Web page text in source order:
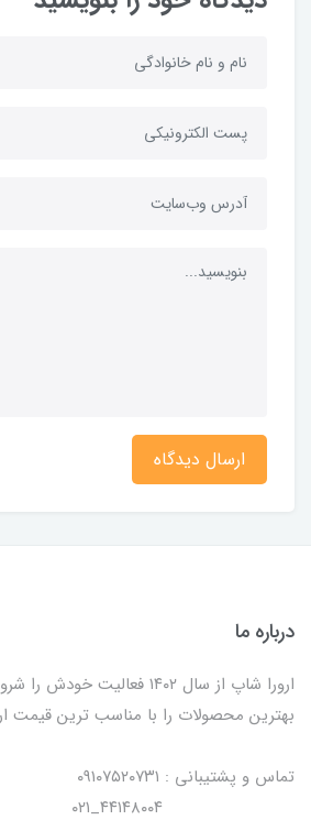
ارسال دیدگاه
درباره ما
ارورا شاپ از سال ۱۴۰۲ فعالیت
بهترین محصولات را با مناسب ترین قیمت
تماس و پشتیبانی : ۰۹۱۰۷۵۲۰۷۳۱